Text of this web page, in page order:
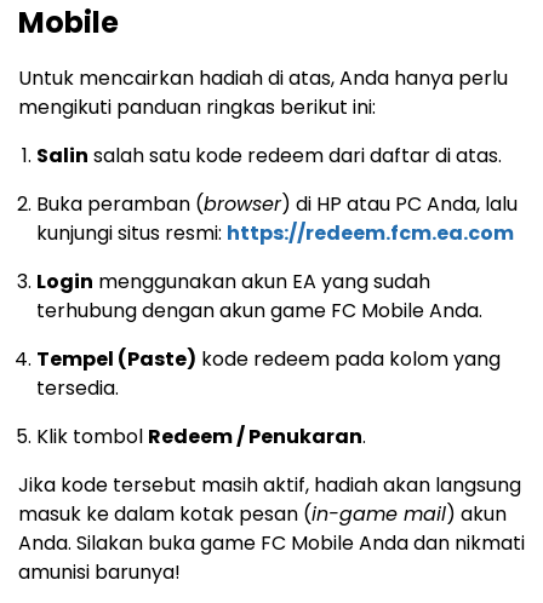
Mobile
Untuk mencairkan hadiah di atas, Anda hanya perlu
mengikuti panduan ringkas berikut ini:
Salin salah satu kode redeem dari daftar di atas.
Buka peramban (browser) di HP atau PC Anda, lalu
kunjungi situs resmi: https://redeem.fcm.ea.com
Login menggunakan akun EA yang sudah
terhubung dengan akun game FC Mobile Anda.
Tempel (Paste) kode redeem pada kolom yang
tersedia.
Klik tombol Redeem / Penukaran.
Jika kode tersebut masih aktif, hadiah akan langsung
masuk ke dalam kotak pesan (in-game mail) akun
Anda. Silakan buka game FC Mobile Anda dan nikmati
amunisi barunya!